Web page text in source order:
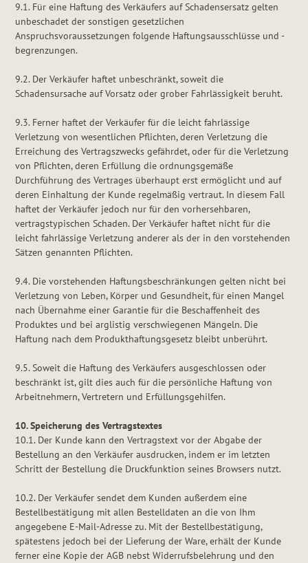
9.1. Für eine Haftung des Verkäufers auf Schadensersatz gelten
unbeschadet der sonstigen gesetzlichen
Anspruchsvoraussetzungen folgende Haftungsausschlüsse und -
begrenzungen.
9.2. Der Verkäufer haftet unbeschränkt, soweit die
Schadensursache auf Vorsatz oder grober Fahrlässigkeit beruht.
9.3. Ferner haftet der Verkäufer für die leicht fahrlässige
Verletzung von wesentlichen Pflichten, deren Verletzung die
Erreichung des Vertragszwecks gefährdet, oder für die Verletzung
von Pflichten, deren Erfüllung die ordnungsgemäße
Durchführung des Vertrages überhaupt erst ermöglicht und auf
deren Einhaltung der Kunde regelmäßig vertraut. In diesem Fall
haftet der Verkäufer jedoch nur für den vorhersehbaren,
vertragstypischen Schaden. Der Verkäufer haftet nicht für die
leicht fahrlässige Verletzung anderer als der in den vorstehenden
Sätzen genannten Pflichten.
9.4. Die vorstehenden Haftungsbeschränkungen gelten nicht bei
Verletzung von Leben, Körper und Gesundheit, für einen Mangel
nach Übernahme einer Garantie für die Beschaffenheit des
Produktes und bei arglistig verschwiegenen Mängeln. Die
Haftung nach dem Produkthaftungsgesetz bleibt unberührt.
9.5. Soweit die Haftung des Verkäufers ausgeschlossen oder
beschränkt ist, gilt dies auch für die persönliche Haftung von
Arbeitnehmern, Vertretern und Erfüllungsgehilfen.
10. Speicherung des Vertragstextes
10.1. Der Kunde kann den Vertragstext vor der Abgabe der
Bestellung an den Verkäufer ausdrucken, indem er im letzten
Schritt der Bestellung die Druckfunktion seines Browsers nutzt.
10.2. Der Verkäufer sendet dem Kunden außerdem eine
Bestellbestätigung mit allen Bestelldaten an die von Ihm
angegebene E-Mail-Adresse zu. Mit der Bestellbestätigung,
spätestens jedoch bei der Lieferung der Ware, erhält der Kunde
ferner eine Kopie der AGB nebst Widerrufsbelehrung und den